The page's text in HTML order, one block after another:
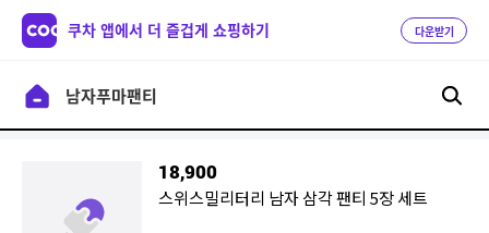
쿠차 앱에서 더 즐겁게 쇼핑하기 다운받기
18,900
스위스밀리터리 남자 삼각 팬티 5장 세트